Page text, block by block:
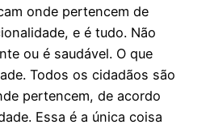
onde pertencem de
e é tudo. Não
ou é saudável. O que
Todos os cidadãos são
pertencem, de acordo
Essa é a única coisa